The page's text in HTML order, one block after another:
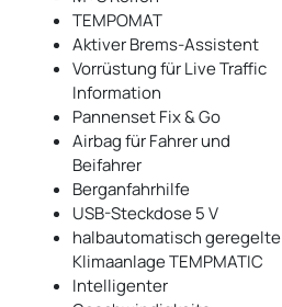
TEMPOMAT
Aktiver Brems-Assistent
Vorrüstung für Live Traffic
Information
Pannenset Fix & Go
Airbag für Fahrer und
Beifahrer
Berganfahrhilfe
USB-Steckdose 5 V
halbautomatisch geregelte
Klimaanlage TEMPMATIC
Intelligenter